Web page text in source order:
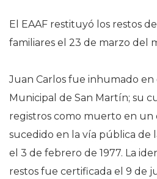
El EAAF restituyó los restos
familiares el 23 de marzo del
Juan Carlos fue inhumado
Municipal de San Martín; su
registros como muerto en
sucedido en la vía pública de
el 3 de febrero de 1977. La
restos fue certificada el 9 de